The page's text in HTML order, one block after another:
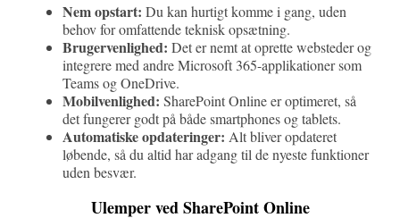
Nem opstart: Du kan hurtigt komme i gang, uden
behov for omfattende teknisk opsætning.
Brugervenlighed: Det er nemt at oprette websteder og
integrere med andre Microsoft 365-applikationer som
Teams og OneDrive.
Mobilvenlighed: SharePoint Online er optimeret, så
det fungerer godt på både smartphones og tablets.
Automatiske opdateringer: Alt bliver opdateret
løbende, så du altid har adgang til de nyeste funktioner
uden besvær.
Ulemper ved SharePoint Online